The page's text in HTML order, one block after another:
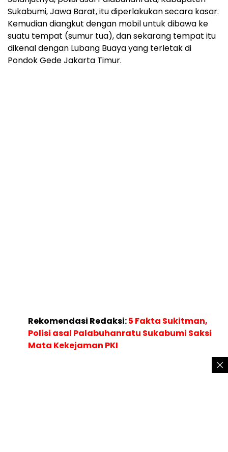
Sukabumi, Jawa Barat, itu diperlakukan secara kasar.
Kemudian diangkut dengan mobil untuk dibawa ke
suatu tempat (sumur tua), dan sekarang tempat itu
dikenal dengan Lubang Buaya yang terletak di
Pondok Gede Jakarta Timur.
Rekomendasi Redaksi:5 Fakta Sukitman,
Polisi asal Palabuhanratu Sukabumi Saksi
Mata Kekejaman PKI